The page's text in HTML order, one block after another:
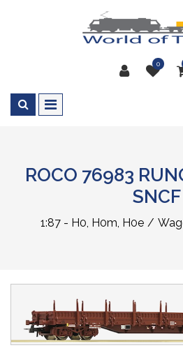
0
ROCO 76983
SNCF
1:87 - H0, H0m, H0e